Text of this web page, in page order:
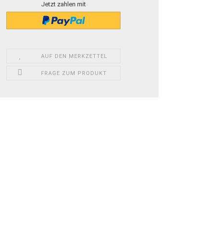
Jetzt zahlen mit
AUF DEN MERKZETTEL
FRAGE ZUM PRODUKT